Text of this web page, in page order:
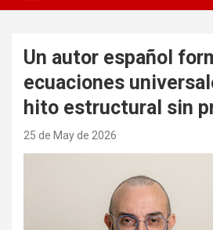
Un autor español
ecuaciones
hito estructural sin
25 de May de 2026